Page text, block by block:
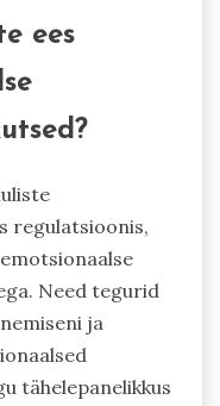
ees
regulatsioonis,
Need tegurid
ja
tähelepanelikkus